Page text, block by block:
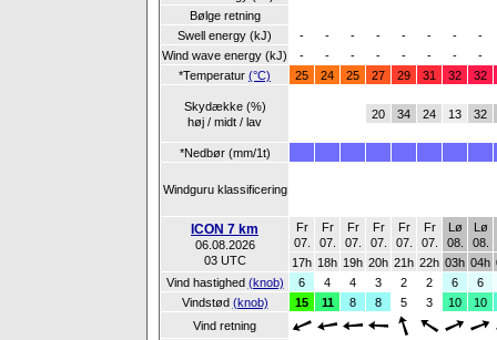
Bølge retning
Swell energy (kJ)
- - - - - - -
-
Wind wave energy (kJ)
- - - - - - -
-
*Temperatur (°C) 25 24 25 27 29 31 32 32
Skydække (%)
høj / midt / lav
20 34 24 13 32
*Nedbør (mm/1t)
Windguru klassificering
ICON 7 km
06.08.2026
03 UTC
Fr
07.
Fr
07.
Fr
07.
Fr
07.
Fr
07.
Fr
07.
Lø
08.
Lø
08.
17h 18h 19h 20h 21h 22h 03h 04h
Vind hastighed (knob) 6 4 4 3 2 2 6
6
Vindstød (knob) 15 11 8 8 5 3 10
10
Vind retning